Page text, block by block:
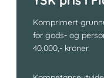
Komprimert
for gods- og
40.000,- kroner.